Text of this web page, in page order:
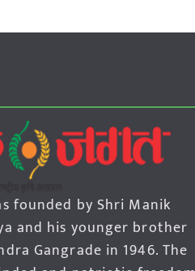
founded by Shri Manik
and his younger brother
Gangrade in 1946. The